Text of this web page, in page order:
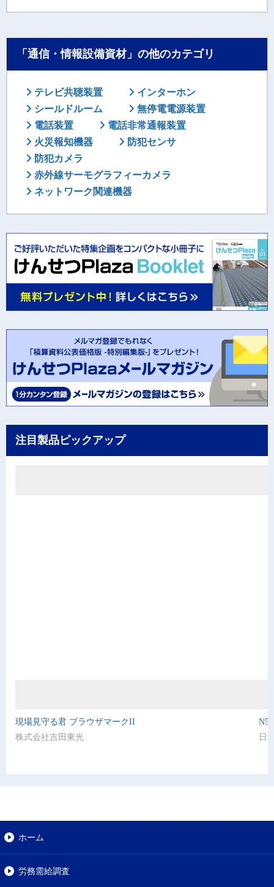
「通信・情報設備資材」の他のカテゴリ
テレビ共聴装置
インターホン
シールドルーム
無停電電源装置
電話装置
電話非常通報装置
火災報知機器
防犯センサ
防犯カメラ
赤外線サーモグラフィーカメラ
ネットワーク関連機器
注目製品ピックアップ
現場見守る君 ブラウザマークII
株式会社吉田東光
日
ホーム
労務需給調査